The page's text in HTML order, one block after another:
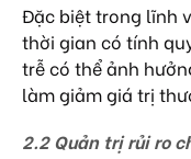
Đặc biệt trong lĩnh
thời gian có tính
trễ có thể ảnh
làm giảm giá trị
2.2 Quản trị rủi ro